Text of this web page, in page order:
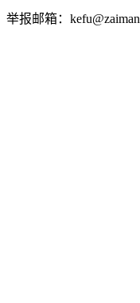
举报邮箱：